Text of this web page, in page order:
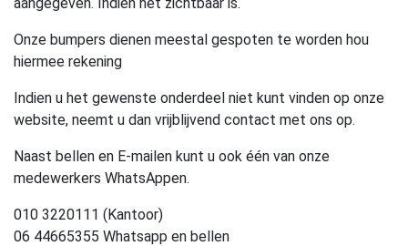
Onze bumpers dienen meestal gespoten te worden hou
hiermee rekening
Indien u het gewenste onderdeel niet kunt vinden op onze
website, neemt u dan vrijblijvend contact met ons op.
Naast bellen en E-mailen kunt u ook één van onze
medewerkers WhatsAppen.
010 3220111 (Kantoor)
06 44665355 Whatsapp en bellen